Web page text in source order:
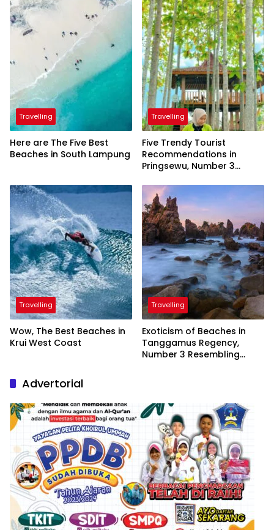
Travelling
Here are The Five Best
Beaches in South Lampung
Travelling
Five Trendy Tourist
Recommendations in
Pringsewu, Number 3
President
Travelling
Wow, The Best Beaches in
Krui West Coast
Travelling
Exoticism of Beaches in
Tanggamus Regency,
Number 3 Resembling
Advertorial